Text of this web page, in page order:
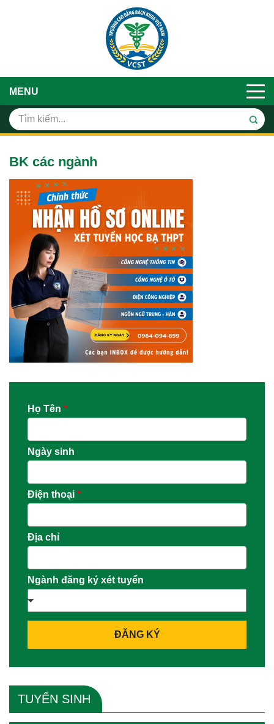
MENU
BK các ngành
Họ Tên *
Ngày sinh
Điện thoại *
Địa chỉ
Ngành đăng ký xét tuyển
ĐĂNG KÝ
TUYỂN SINH